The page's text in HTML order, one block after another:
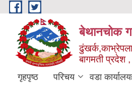
Skip to main content
बेथानचोक
बागमती प्रदेश
गृहपृष्ठ परिचय वडा